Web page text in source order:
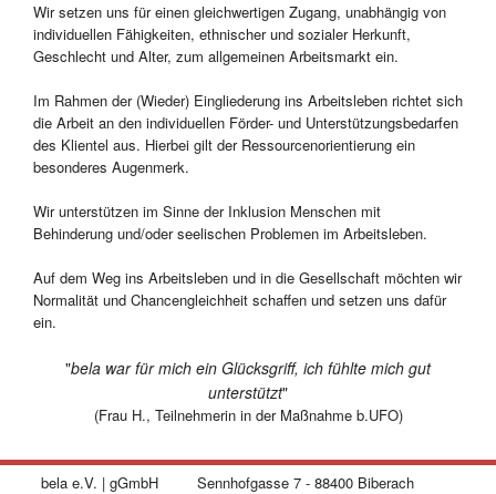
Wir setzen uns für einen gleichwertigen Zugang, unabhängig von
individuellen Fähigkeiten, ethnischer und sozialer Herkunft,
Geschlecht und Alter, zum allgemeinen Arbeitsmarkt ein.
Im Rahmen der (Wieder) Eingliederung ins Arbeitsleben richtet sich
die Arbeit an den individuellen Förder- und Unterstützungsbedarfen
des Klientel aus. Hierbei gilt der Ressourcenorientierung ein
besonderes Augenmerk.
Wir unterstützen im Sinne der Inklusion Menschen mit
Behinderung und/oder seelischen Problemen im Arbeitsleben.
Auf dem Weg ins Arbeitsleben und in die Gesellschaft möchten wir
Normalität und Chancengleichheit schaffen und setzen uns dafür
ein.
"bela war für mich ein Glücksgriff, ich fühlte mich gut
unterstützt"
(Frau H., Teilnehmerin in der Maßnahme b.UFO)
bela e.V. | gGmbH Sennhofgasse 7 - 88400 Biberach